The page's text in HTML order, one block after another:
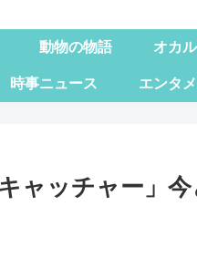
動物の物語 オカ
時事ニュース エンタメ
ャッチャー」